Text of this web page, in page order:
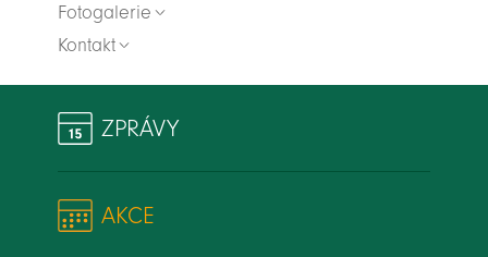
Fotogalerie
Kontakt
ZPRÁVY
AKCE